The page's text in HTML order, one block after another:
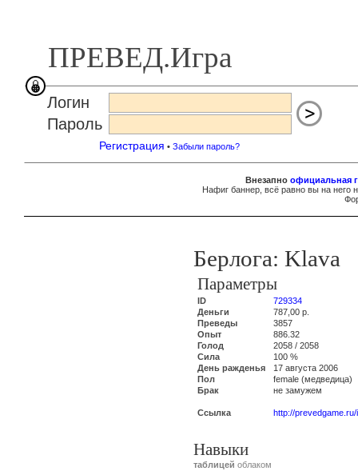
ПРЕВЕД.Игра
Логин
Пароль
Регистрация • Забыли пароль?
Внезапно официальная
Нафиг баннер, всё равно вы на
Берлога: Klava
Параметры
ID
729334
Деньги
787,00 р.
Преведы
3857
Опыт
886.32
Голод
2058 / 2058
Сила
100 %
День ражденья
17 августа 2006
Пол
female (медведица)
Брак
не замужем
Ссылка http://
Навыки
таблицей облаком